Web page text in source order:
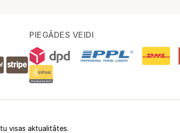
PIEGĀDES VEIDI
visas aktualitātes.